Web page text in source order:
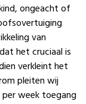
ongeacht of
van
het cruciaal is
verkleint het
pleiten wij
week toegang